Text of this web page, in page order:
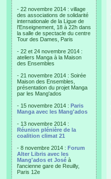
- 22 novembre 2014 : village
des associations de solidarité
internationale de la Ligue de
l'Enseignement, 18 à 22h dans
la salle de spectacle du centre
Tour des Dames, Paris
- 22 et 24 novembre 2014 :
ateliers Manga à la Maison
des Ensembles
- 21 novembre 2014 : Soirée
Maison des Ensembles,
présentation du projet Manga
par les Mang'ados
- 15 novembre 2014 : Paris
Manga avec les Mang'ados
- 13 novembre 2014 :
Réunion plénière de la
coalition climat 21
- 8 novembre 2014 : Forum
Alter Libris avec les
Mang'ados et José à
l'ancienne gare de Reuilly,
Paris 12e